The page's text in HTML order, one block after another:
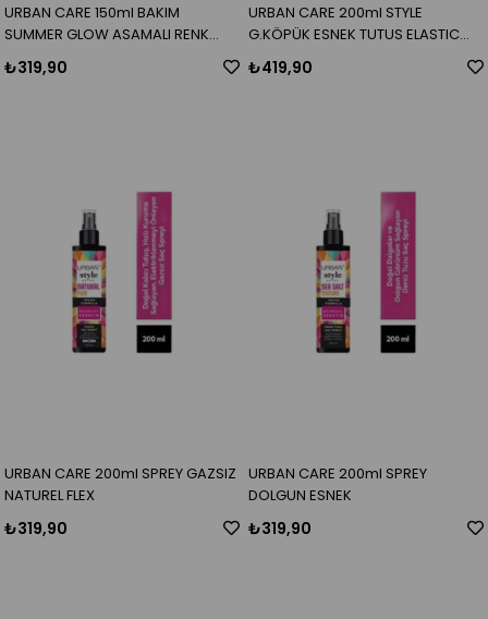
URBAN CARE 150ml BAKIM
SUMMER GLOW ASAMALI RENK
AÇICI SPREY
₺319,90
URBAN CARE 200ml STYLE
G.KÖPÜK ESNEK TUTUS ELASTIC
CURL
₺419,90
URBAN CARE 200ml SPREY GAZSIZ
NATUREL FLEX
₺319,90
URBAN CARE 200ml SPREY
DOLGUN ESNEK
₺319,90